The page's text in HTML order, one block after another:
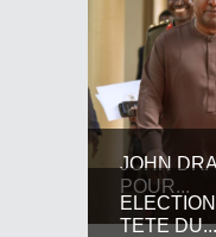
JOHN
POUR...
TETE DU...